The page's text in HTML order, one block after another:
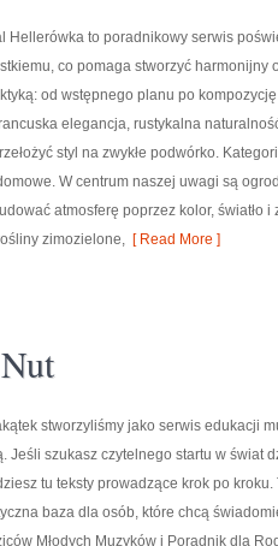
Hellerówka to poradnikowy serwis
co pomaga stworzyć harmonijny
od wstępnego planu po
elegancja, rustykalna
styl na zwykłe podwórko.
W centrum naszej uwagi są
atmosferę poprzez kolor, światło
zimozielone, [ Read More ]
stworzyliśmy jako serwis edukacji
Jeśli szukasz czytelnego startu w świat
tu teksty prowadzące krok po
baza dla osób, które chcą
Młodych Muzyków i Poradnik dla